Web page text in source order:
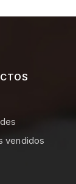
vendidos